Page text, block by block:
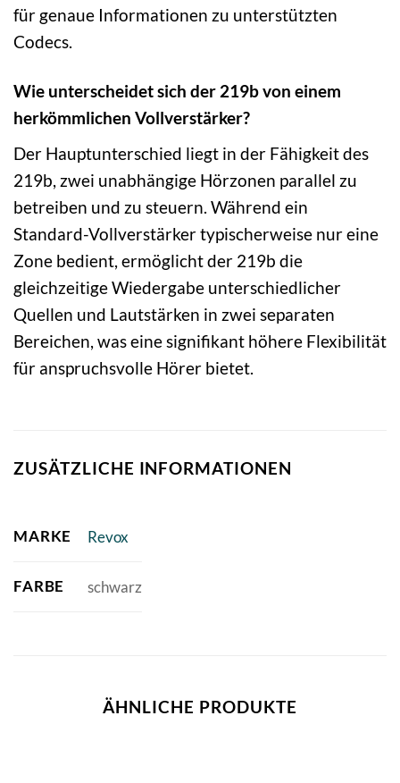
für genaue Informationen zu unterstützten
Codecs.
Wie unterscheidet sich der 219b von einem
herkömmlichen Vollverstärker?
Der Hauptunterschied liegt in der Fähigkeit des
219b, zwei unabhängige Hörzonen parallel zu
betreiben und zu steuern. Während ein
Standard-Vollverstärker typischerweise nur eine
Zone bedient, ermöglicht der 219b die
gleichzeitige Wiedergabe unterschiedlicher
Quellen und Lautstärken in zwei separaten
Bereichen, was eine signifikant höhere Flexibilität
für anspruchsvolle Hörer bietet.
ZUSÄTZLICHE INFORMATIONEN
MARKE Revox
FARBE schwarz
ÄHNLICHE PRODUKTE